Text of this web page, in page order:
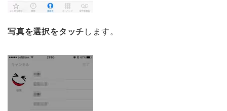
写真を選択をタッチ します。